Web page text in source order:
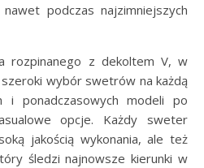
podczas najzimniejszych
rozpinanego z dekoltem V, w
wybór swetrów na każdą
i ponadczasowych modeli po
opcje. Każdy sweter
jakością wykonania, ale też
śledzi najnowsze kierunki w